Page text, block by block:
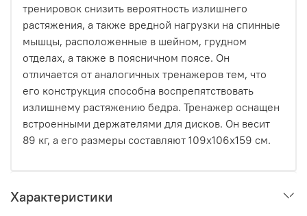
тренировок снизить вероятность излишнего
растяжения, а также вредной нагрузки на спинные
мышцы, расположенные в шейном, грудном
отделах, а также в поясничном поясе. Он
отличается от аналогичных тренажеров тем, что
его конструкция способна воспрепятствовать
излишнему растяжению бедра. Тренажер оснащен
встроенными держателями для дисков. Он весит
89 кг, а его размеры составляют 109х106х159 см.
Характеристики